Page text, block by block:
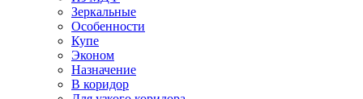
Зеркальные
Особенности
Купе
Эконом
Назначение
В коридор